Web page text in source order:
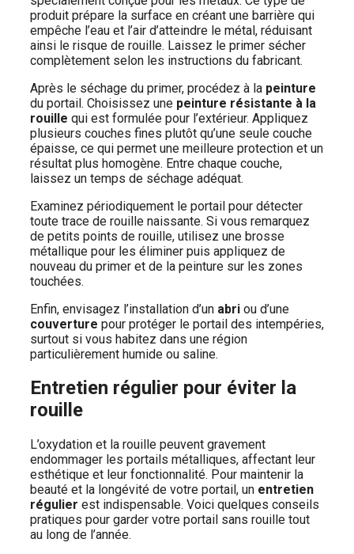
produit prépare la surface en créant une barrière qui
empêche l’eau et l’air d’atteindre le métal, réduisant
ainsi le risque de rouille. Laissez le primer sécher
complètement selon les instructions du fabricant.
Après le séchage du primer, procédez à la peinture
du portail. Choisissez une peinture résistante à la
rouille qui est formulée pour l’extérieur. Appliquez
plusieurs couches fines plutôt qu’une seule couche
épaisse, ce qui permet une meilleure protection et un
résultat plus homogène. Entre chaque couche,
laissez un temps de séchage adéquat.
Examinez périodiquement le portail pour détecter
toute trace de rouille naissante. Si vous remarquez
de petits points de rouille, utilisez une brosse
métallique pour les éliminer puis appliquez de
nouveau du primer et de la peinture sur les zones
touchées.
Enfin, envisagez l’installation d’un abri ou d’une
couverture pour protéger le portail des intempéries,
surtout si vous habitez dans une région
particulièrement humide ou saline.
Entretien régulier pour éviter la
rouille
L’oxydation et la rouille peuvent gravement
endommager les portails métalliques, affectant leur
esthétique et leur fonctionnalité. Pour maintenir la
beauté et la longévité de votre portail, un entretien
régulier est indispensable. Voici quelques conseils
pratiques pour garder votre portail sans rouille tout
au long de l’année.